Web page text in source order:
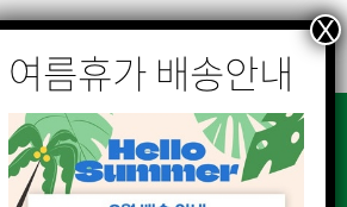
| 서울시 은평구 불광천길 338, 2층
0987 | 이메일: